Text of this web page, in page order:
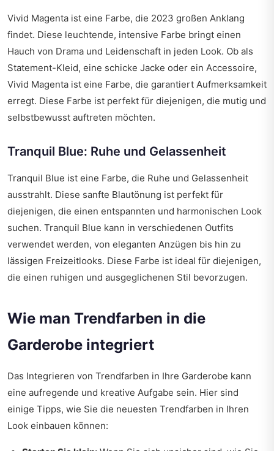
Vivid Magenta ist eine Farbe, die 2023 großen Anklang
findet. Diese leuchtende, intensive Farbe bringt einen
Hauch von Drama und Leidenschaft in jeden Look. Ob als
Statement-Kleid, eine schicke Jacke oder ein Accessoire,
Vivid Magenta ist eine Farbe, die garantiert Aufmerksamkeit
erregt. Diese Farbe ist perfekt für diejenigen, die mutig und
selbstbewusst auftreten möchten.
Tranquil Blue: Ruhe und Gelassenheit
Tranquil Blue ist eine Farbe, die Ruhe und Gelassenheit
ausstrahlt. Diese sanfte Blautönung ist perfekt für
diejenigen, die einen entspannten und harmonischen Look
suchen. Tranquil Blue kann in verschiedenen Outfits
verwendet werden, von eleganten Anzügen bis hin zu
lässigen Freizeitlooks. Diese Farbe ist ideal für diejenigen,
die einen ruhigen und ausgeglichenen Stil bevorzugen.
Wie man Trendfarben in die
Garderobe integriert
Das Integrieren von Trendfarben in Ihre Garderobe kann
eine aufregende und kreative Aufgabe sein. Hier sind
einige Tipps, wie Sie die neuesten Trendfarben in Ihren
Look einbauen können: